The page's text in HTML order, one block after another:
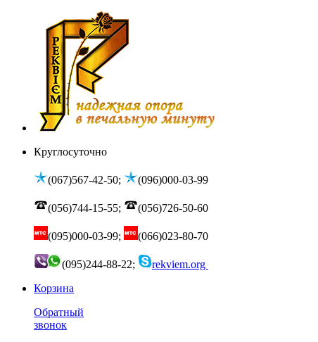
Круглосуточно
(067)567-42-50; (096)000-03-99
(056)744-15-55; (056)726-50-60
(095)000-03-99; (066)023-80-70
(095)244-88-22;
rekviem.org
Корзина
Обратный
звонок